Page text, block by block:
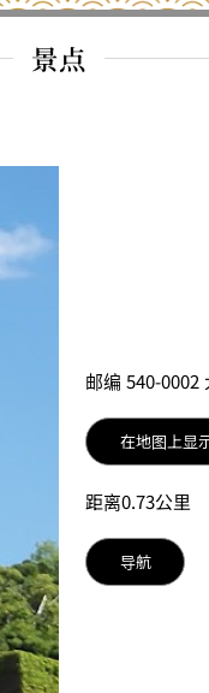
景点
邮编 540-0002
在地图上显
距离0.73公里
导航